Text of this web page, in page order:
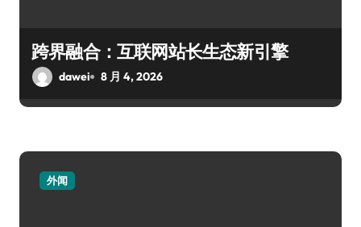
跨界融合：互联网站长生态新引擎
dawei 8 月 4, 2026
外闻